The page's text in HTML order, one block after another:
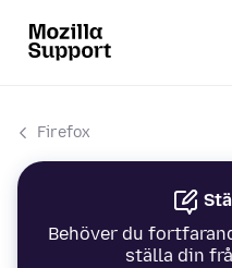
Firefox
Behöver du
ställa din